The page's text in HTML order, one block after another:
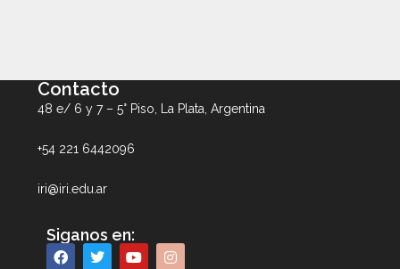
Contacto
48 e/ 6 y 7 – 5° Piso, La Plata, Argentina
+54 221 6442096
iri@iri.edu.ar
Siganos en: